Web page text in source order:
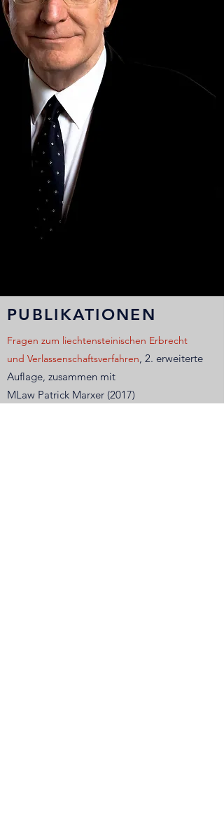
PUBLIKATIONEN
Fragen zum liechtensteinischen Erbrecht
und Verlassenschaftsverfahren, 2. erweiterte
Auflage, zusammen mit
MLaw Patrick Marxer (2017)